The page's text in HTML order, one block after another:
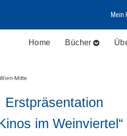
Mein
Home Bücher
Mitte
Erstpräsentation
im Weinviertel“